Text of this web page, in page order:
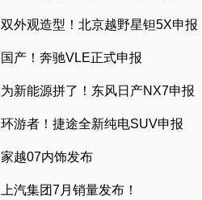
双外观造型！北京越野星钽5X申报
国产！奔驰VLE正式申报
为新能源拼了！东风日产NX7申报
环游者！捷途全新纯电SUV申报
家越07内饰发布
上汽集团7月销量发布！